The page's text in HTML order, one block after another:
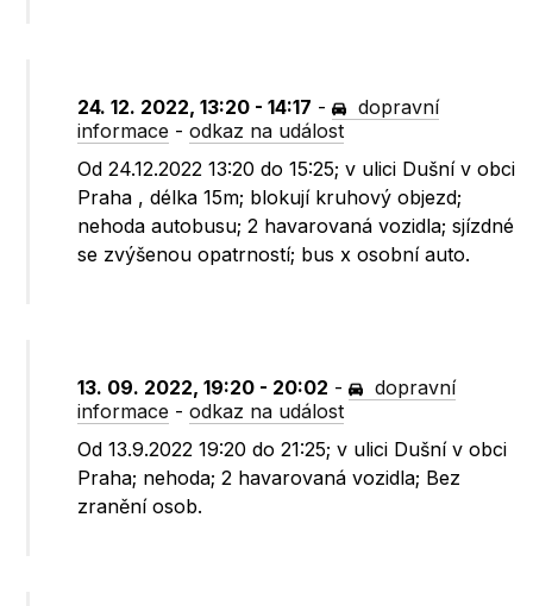
24. 12. 2022, 13:20 - 14:17 -
dopravní
informace -odkaz na událost
Od 24.12.2022 13:20 do 15:25; v ulici Dušní v obci
Praha , délka 15m; blokují kruhový objezd;
nehoda autobusu; 2 havarovaná vozidla; sjízdné
se zvýšenou opatrností; bus x osobní auto.
13. 09. 2022, 19:20 - 20:02 -
dopravní
informace -odkaz na událost
Od 13.9.2022 19:20 do 21:25; v ulici Dušní v obci
Praha; nehoda; 2 havarovaná vozidla; Bez
zranění osob.